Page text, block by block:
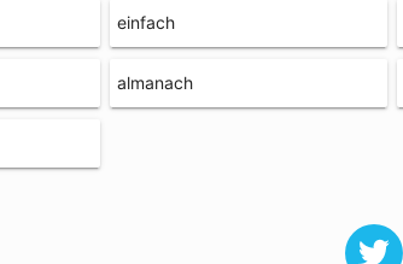
einfach
almanach